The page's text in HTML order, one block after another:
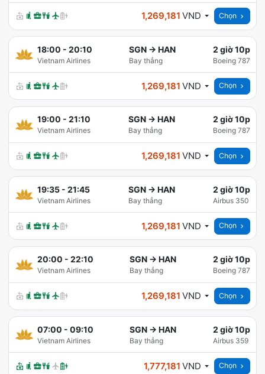
1,269,181 VND Chọn
18:00 - 20:10
Vietnam Airlines
SGN → HAN
Bay thẳng
2 giờ 10p
Boeing 787
1,269,181 VND Chọn
19:00 - 21:10
Vietnam Airlines
SGN → HAN
Bay thẳng
2 giờ 10p
Boeing 787
1,269,181 VND Chọn
19:35- 21:45
Vietnam Airlines
SGN → HAN
Bay thẳng
2 giờ 10p
Airbus 350
1,269,181 VND Chọn
20:00 - 22:10
Vietnam Airlines
SGN → HAN
Bay thẳng
2 giờ 10p
Boeing 787
1,269,181 VND Chọn
07:00 - 09:10
Vietnam Airlines
SGN → HAN
Bay thẳng
2 giờ 10p
Airbus 359
1,777,181 VND Chọn